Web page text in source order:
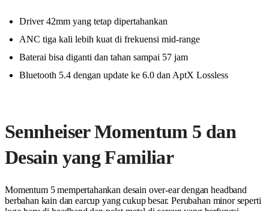
Driver 42mm yang tetap dipertahankan
ANC tiga kali lebih kuat di frekuensi mid-range
Baterai bisa diganti dan tahan sampai 57 jam
Bluetooth 5.4 dengan update ke 6.0 dan AptX Lossless
Sennheiser Momentum 5 dan
Desain yang Familiar
Momentum 5 mempertahankan desain over-ear dengan headband
berbahan kain dan earcup yang cukup besar. Perubahan minor seperti